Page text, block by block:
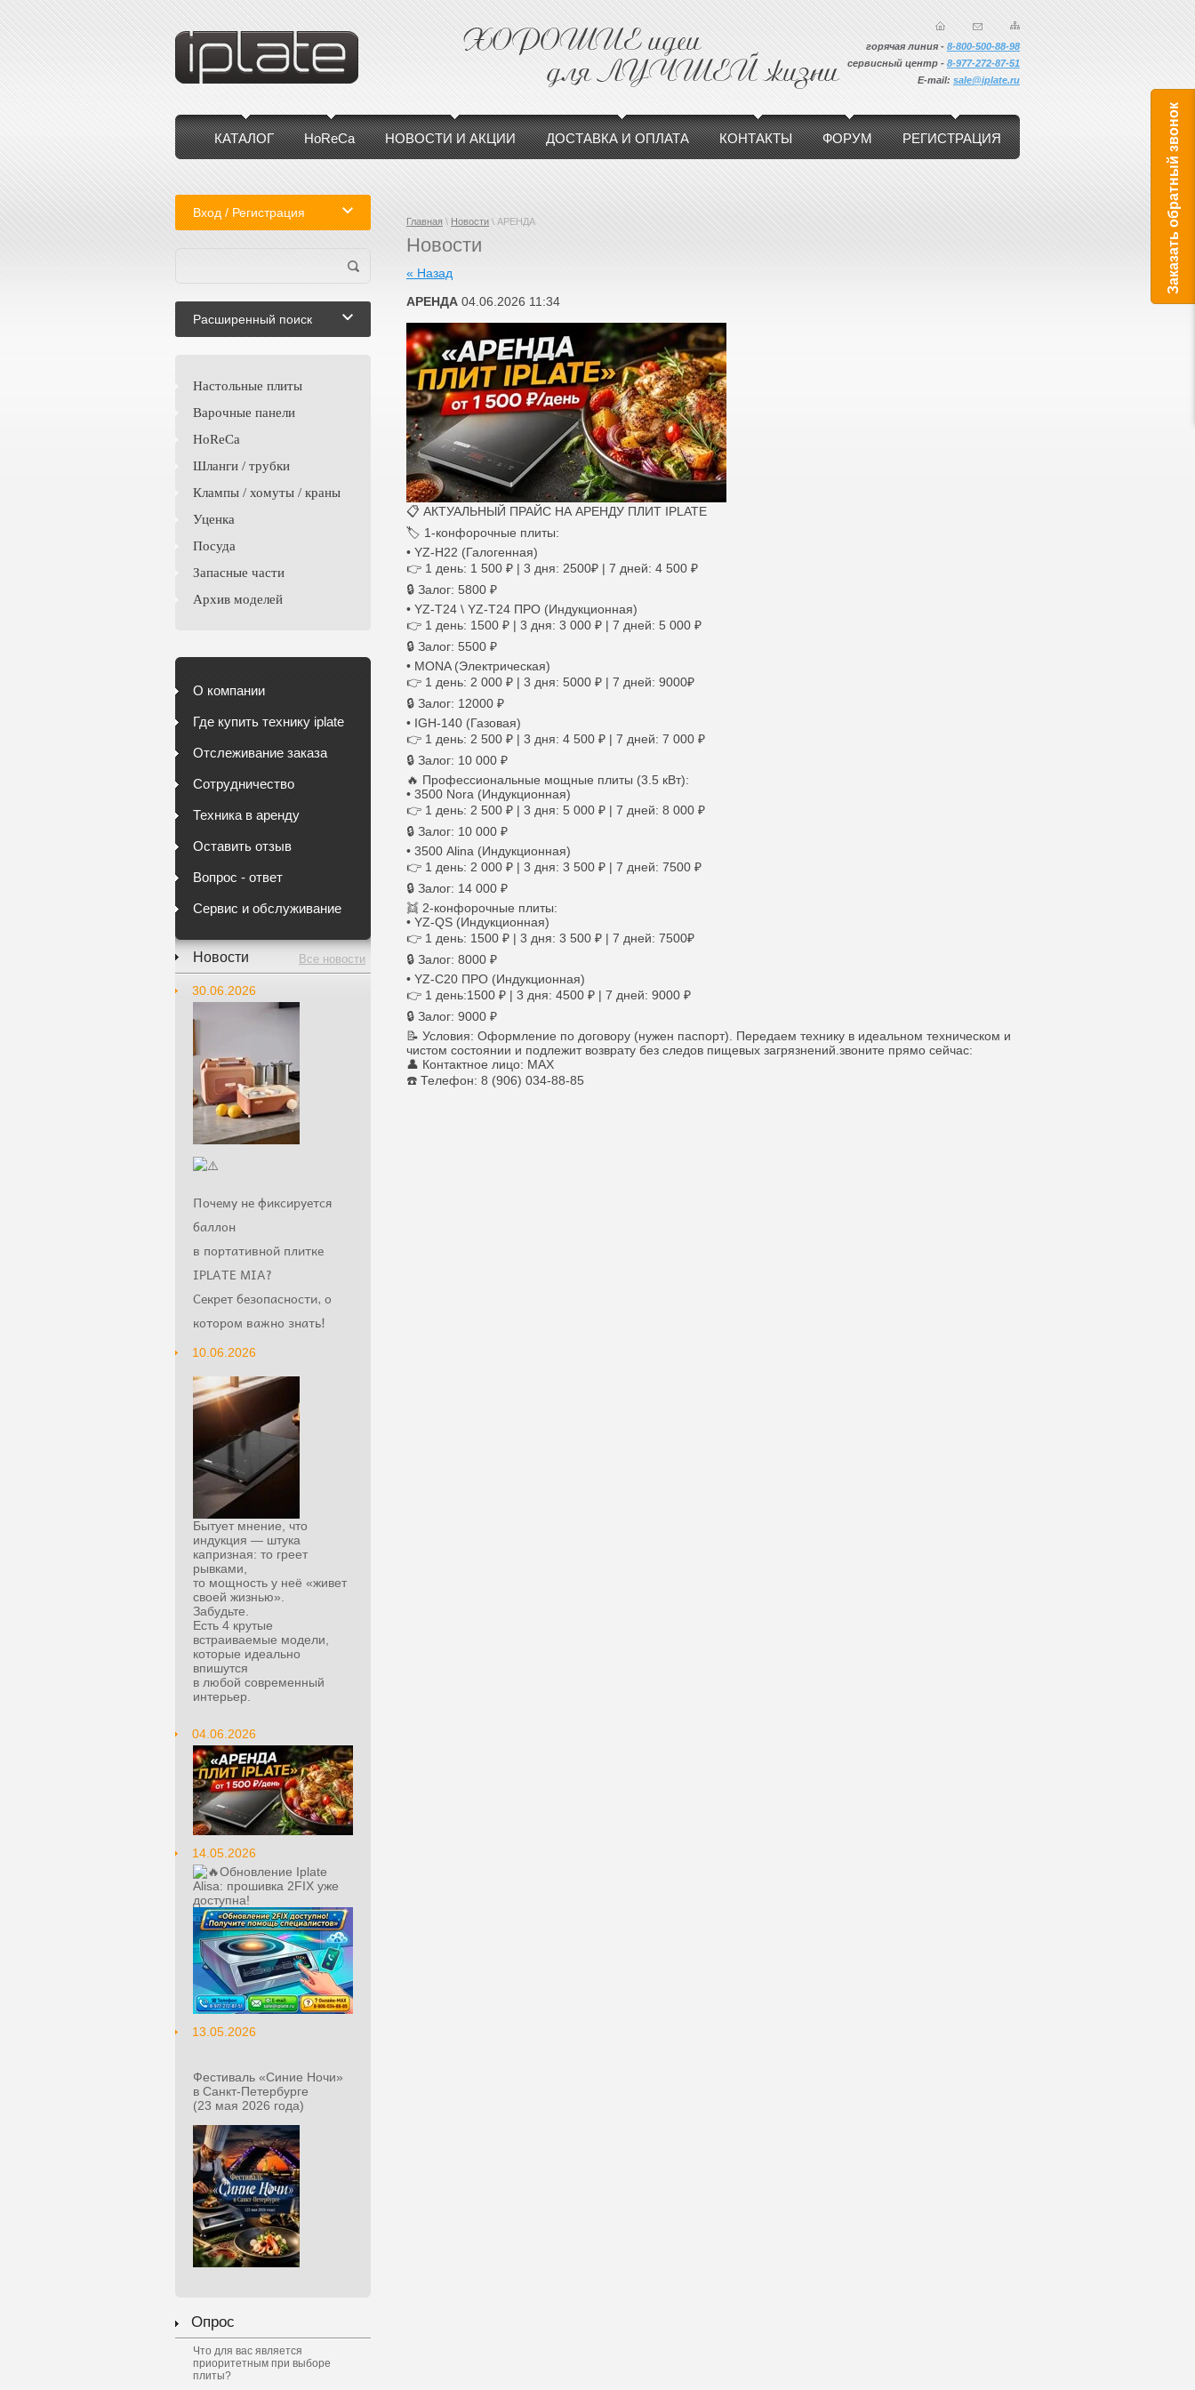
Заказать обратный звонок
горячая линия -8-800-500-88-98
сервисный центр -8-977-272-87-51
E-mail:sale@iplate.ru
КАТАЛОГ HoReCa НОВОСТИ И АКЦИИ ДОСТАВКА И ОПЛАТА КОНТАКТЫ ФОРУМ РЕГИСТРАЦИЯ
Вход / Регистрация
Расширенный поиск
Настольные плиты
Варочные панели
HoReCa
Шланги / трубки
Клампы / хомуты / краны
Уценка
Посуда
Запасные части
Архив моделей
О компании
Где купить технику iplate
Отслеживание заказа
Сотрудничество
Техника в аренду
Оставить отзыв
Вопрос - ответ
Сервис и обслуживание
Новости Все новости
30.06.2026
Почему не фиксируется
баллон
в портативной плитке
IPLATE MIA?
Секрет безопасности, о
котором важно знать!
10.06.2026
Бытует мнение, что
индукция — штука
капризная: то греет
рывками,
то мощность у неё «живет
своей жизнью».
Забудьте.
Есть 4 крутые
встраиваемые модели,
которые идеально
впишутся
в любой современный
интерьер.
04.06.2026
14.05.2026
Обновление Iplate
Alisa: прошивка 2FIX уже
доступна!
13.05.2026
Фестиваль «Синие Ночи»
в Санкт‑Петербурге
(23 мая 2026 года)
Опрос
Что для вас является
приоритетным при выборе
плиты?
Главная \ Новости \ АРЕНДА
Новости
« Назад
АРЕНДА 04.06.2026 11:34
📋 АКТУАЛЬНЫЙ ПРАЙС НА АРЕНДУ ПЛИТ IPLATE
🏷️ 1-конфорочные плиты:
• YZ-H22 (Галогенная)
👉 1 день: 1 500 ₽ | 3 дня: 2500₽ | 7 дней: 4 500 ₽
🔒 Залог: 5800 ₽
• YZ-T24 \ YZ-T24 ПРО (Индукционная)
👉 1 день: 1500 ₽ | 3 дня: 3 000 ₽ | 7 дней: 5 000 ₽
🔒 Залог: 5500 ₽
• MONA (Электрическая)
👉 1 день: 2 000 ₽ | 3 дня: 5000 ₽ | 7 дней: 9000₽
🔒 Залог: 12000 ₽
• IGH-140 (Газовая)
👉 1 день: 2 500 ₽ | 3 дня: 4 500 ₽ | 7 дней: 7 000 ₽
🔒 Залог: 10 000 ₽
🔥 Профессиональные мощные плиты (3.5 кВт):
• 3500 Nora (Индукционная)
👉 1 день: 2 500 ₽ | 3 дня: 5 000 ₽ | 7 дней: 8 000 ₽
🔒 Залог: 10 000 ₽
• 3500 Alina (Индукционная)
👉 1 день: 2 000 ₽ | 3 дня: 3 500 ₽ | 7 дней: 7500 ₽
🔒 Залог: 14 000 ₽
👯 2-конфорочные плиты:
• YZ-QS (Индукционная)
👉 1 день: 1500 ₽ | 3 дня: 3 500 ₽ | 7 дней: 7500₽
🔒 Залог: 8000 ₽
• YZ-C20 ПРО (Индукционная)
👉 1 день:1500 ₽ | 3 дня: 4500 ₽ | 7 дней: 9000 ₽
🔒 Залог: 9000 ₽
📝 Условия: Оформление по договору (нужен паспорт). Передаем технику в идеальном техническом и
чистом состоянии и подлежит возврату без следов пищевых загрязнений.звоните прямо сейчас:
👤 Контактное лицо: MAX
☎️ Телефон: 8 (906) 034-88-85